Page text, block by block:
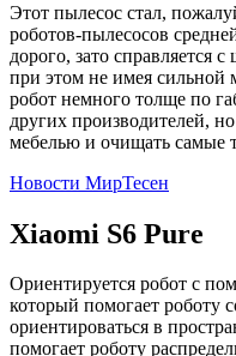
Этот пылесос стал,
роботов-пылесосов
дорого, зато справляется
при этом не имея
робот немного толще по
других производителей,
мебелью и очищать самые
Новости МирТесен
Xiaomi S6 Pure
Ориентируется робот с
который помогает роботу
ориентироваться в
помогает роботу